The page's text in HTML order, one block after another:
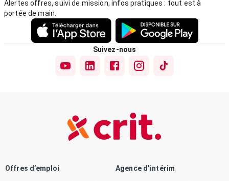
Alertes offres, suivi de mission, infos pratiques : tout est à
portée de main.
Suivez-nous
Offres d’emploi Agence d’intérim